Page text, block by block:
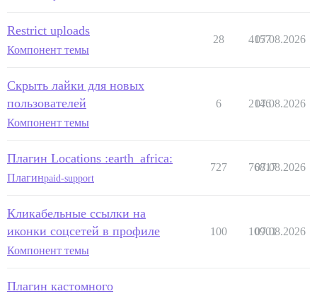
Restrict uploads
Компонент темы
28 4157
07.08.2026
Скрыть лайки для новых
пользователей
Компонент темы
6 2146
07.08.2026
Плагин Locations :earth_africa:
Плагинpaid-support
727 76817
07.08.2026
Кликабельные ссылки на
иконки соцсетей в профиле
Компонент темы
100 10901
07.08.2026
Плагин кастомного